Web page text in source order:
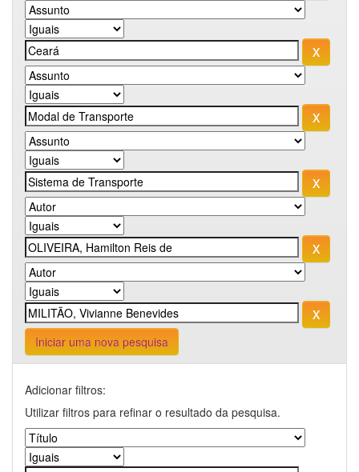
Iniciar uma nova pesquisa
Adicionar filtros:
Utilizar filtros para refinar o resultado da pesquisa.